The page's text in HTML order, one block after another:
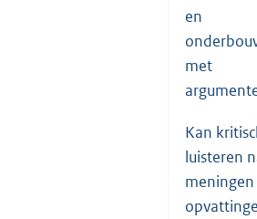
en
met
Kan
luisteren
meningen